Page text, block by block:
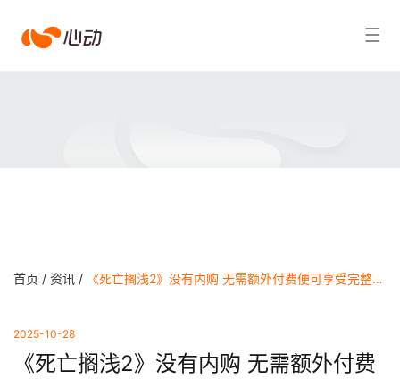
爱搜索结果
首页 / 资讯 / 《死亡搁浅2》没有内购 无需额外付费便可享受完整内容 - 爱游戏app官方网站
2025-10-28
《死亡搁浅2》没有内购 无需额外付费